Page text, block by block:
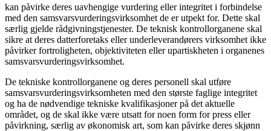
kan påvirke deres uavhengige vurdering eller integritet i forbindelse
med den samsvarsvurderingsvirksomhet de er utpekt for. Dette skal
særlig gjelde rådgivningstjenester. De teknisk kontrollorganene skal
sikre at deres datterforetaks eller underleverandørers virksomhet ikke
påvirker fortroligheten, objektiviteten eller upartiskheten i organenes
samsvarsvurderingsvirksomhet.
De tekniske kontrollorganene og deres personell skal utføre
samsvarsvurderingsvirksomheten med den største faglige integritet
og ha de nødvendige tekniske kvalifikasjoner på det aktuelle
området, og de skal ikke være utsatt for noen form for press eller
påvirkning, særlig av økonomisk art, som kan påvirke deres skjønn